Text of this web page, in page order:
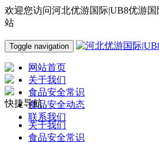
欢迎您访问河北优游国际|UB8优游
站
Toggle navigation
网站首页
关于我们
食品安全常识
食品安全动态
联系我们
快捷导航
关于我们
食品安全常识